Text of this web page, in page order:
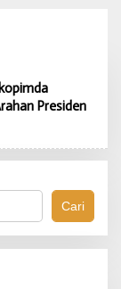
Presiden
Cari